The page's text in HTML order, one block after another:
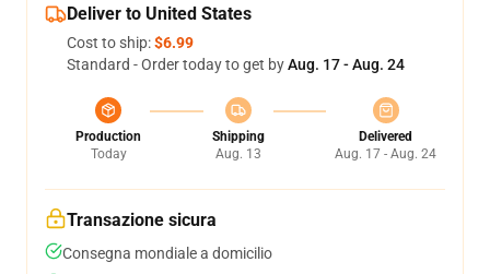
Deliver to United States
Cost to ship:$6.99
Standard - Order today to get byAug. 17 - Aug. 24
Production
Today
Shipping
Aug. 13
Delivered
Aug. 17 - Aug. 24
Transazione sicura
Consegna mondiale a domicilio